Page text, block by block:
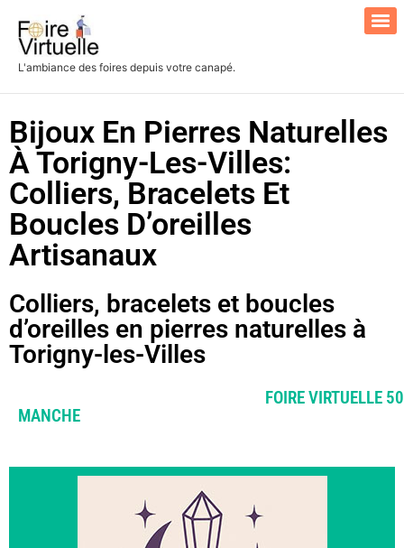
L'ambiance des foires depuis votre canapé.
Bijoux En Pierres Naturelles
À Torigny-Les-Villes:
Colliers, Bracelets Et
Boucles D’oreilles
Artisanaux
Colliers, bracelets et boucles
d’oreilles en pierres naturelles à
Torigny-les-Villes
FOIRE VIRTUELLE 50
MANCHE